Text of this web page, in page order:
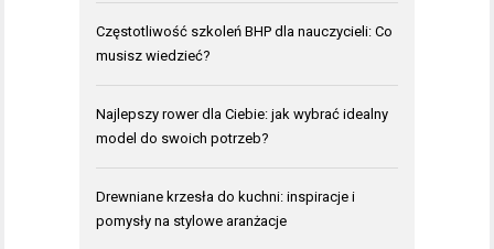
Częstotliwość szkoleń BHP dla nauczycieli: Co
musisz wiedzieć?
Najlepszy rower dla Ciebie: jak wybrać idealny
model do swoich potrzeb?
Drewniane krzesła do kuchni: inspiracje i
pomysły na stylowe aranżacje